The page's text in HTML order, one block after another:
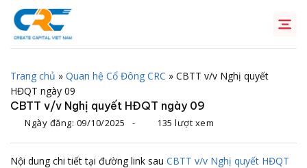
Chuyển
đến
dung
Trang chủ » Quan hệ Cổ Đông CRC » CBTT v/v Nghị quyết
HĐQT ngày 09
CBTT v/v Nghị quyết HĐQT ngày 09
Ngày đăng: 09/10/2025 - 135 lượt xem
Nội dung chi tiết tại đường link sau CBTT v/v Nghị quyết HĐQT